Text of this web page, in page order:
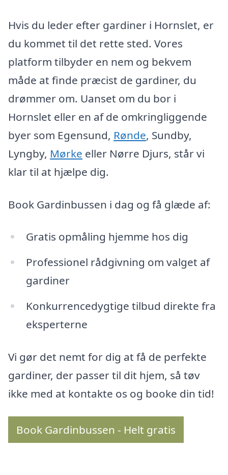
Hvis du leder efter gardiner i Hornslet, er
du kommet til det rette sted. Vores
platform tilbyder en nem og bekvem
måde at finde præcist de gardiner, du
drømmer om. Uanset om du bor i
Hornslet eller en af de omkringliggende
byer som Egensund, Rønde, Sundby,
Lyngby, Mørke eller Nørre Djurs, står vi
klar til at hjælpe dig.
Book Gardinbussen i dag og få glæde af:
Gratis opmåling hjemme hos dig
Professionel rådgivning om valget af
gardiner
Konkurrencedygtige tilbud direkte fra
eksperterne
Vi gør det nemt for dig at få de perfekte
gardiner, der passer til dit hjem, så tøv
ikke med at kontakte os og booke din tid!
Book Gardinbussen - Helt gratis